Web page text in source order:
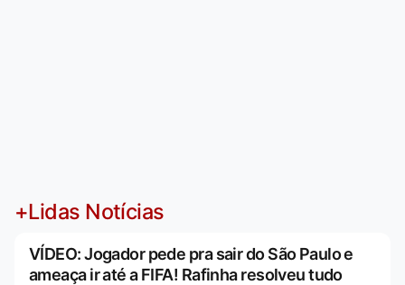
+Lidas Notícias
VÍDEO: Jogador pede pra sair do São Paulo e
ameaça ir até a FIFA! Rafinha resolveu tudo